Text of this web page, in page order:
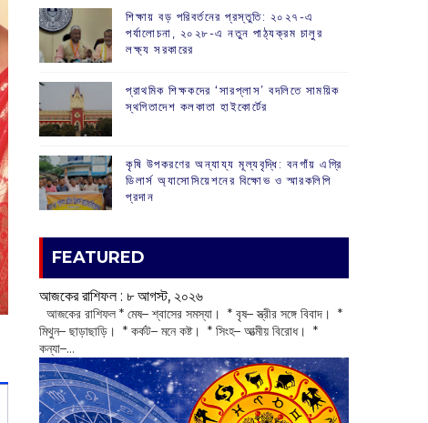
শিক্ষায় বড় পরিবর্তনের প্রস্তুতি: ২০২৭-এ
পর্যালোচনা, ২০২৮-এ নতুন পাঠ্যক্রম চালুর
লক্ষ্য সরকারের
প্রাথমিক শিক্ষকদের ‘সারপ্লাস’ বদলিতে সাময়িক
স্থগিতাদেশ কলকাতা হাইকোর্টের
কৃষি উপকরণের অন্যায্য মূল্যবৃদ্ধি: বনগাঁয় এগ্রি
ডিলার্স অ্যাসোসিয়েশনের বিক্ষোভ ও স্মারকলিপি
প্রদান
FEATURED
আজকের রাশিফল :‌ ‌‌৮ আগস্ট, ২০২৬
‌ আজকের রাশিফল * মেষ– শ্বাসের সমস্যা। * বৃষ– স্ত্রীর সঙ্গে বিবাদ। *
মিথুন– ছাড়াছাড়ি। * কর্কট– মনে কষ্ট। * সিংহ– আত্মীয় বিরোধ। *
কন্যা–...